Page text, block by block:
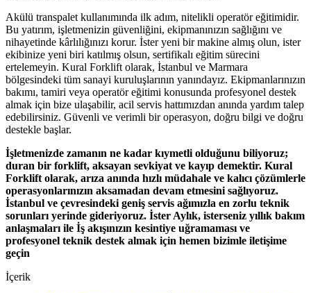
Akülü transpalet kullanımında ilk adım, nitelikli operatör eğitimidir.
Bu yatırım, işletmenizin güvenliğini, ekipmanınızın sağlığını ve
nihayetinde kârlılığınızı korur. İster yeni bir makine almış olun, ister
ekibinize yeni biri katılmış olsun, sertifikalı eğitim sürecini
ertelemeyin. Kural Forklift olarak, İstanbul ve Marmara
bölgesindeki tüm sanayi kuruluşlarının yanındayız. Ekipmanlarınızın
bakımı, tamiri veya operatör eğitimi konusunda profesyonel destek
almak için bize ulaşabilir, acil servis hattımızdan anında yardım talep
edebilirsiniz. Güvenli ve verimli bir operasyon, doğru bilgi ve doğru
destekle başlar.
İşletmenizde zamanın ne kadar kıymetli olduğunu biliyoruz;
duran bir forklift, aksayan sevkiyat ve kayıp demektir. Kural
Forklift olarak, arıza anında hızlı müdahale ve kalıcı çözümlerle
operasyonlarınızın aksamadan devam etmesini sağlıyoruz.
İstanbul ve çevresindeki geniş servis ağımızla en zorlu teknik
sorunları yerinde gideriyoruz. İster Aylık, isterseniz yıllık bakım
anlaşmaları ile İş akışınızın kesintiye uğramaması ve
profesyonel teknik destek almak için hemen bizimle iletişime
geçin
İçerik